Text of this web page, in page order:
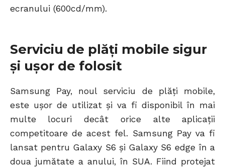
ecranului (600cd/mm).
Serviciu de plăți mobile sigur
și ușor de folosit
Samsung Pay, noul serviciu de plăți mobile,
este ușor de utilizat și va fi disponibil în mai
multe locuri decât orice alte aplicații
competitoare de acest fel. Samsung Pay va fi
lansat pentru Galaxy S6 și Galaxy S6 edge în a
doua jumătate a anului, în SUA. Fiind protejat